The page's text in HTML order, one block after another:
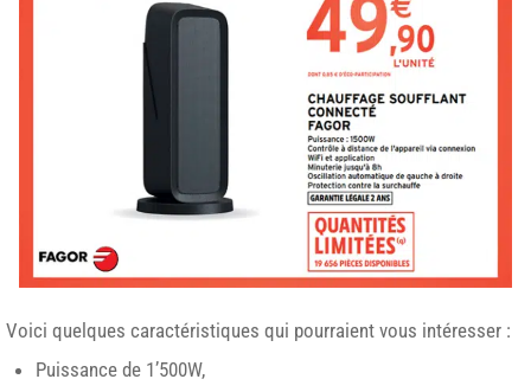
Voici quelques caractéristiques qui pourraient vous intéresser :
Puissance de 1’500W,